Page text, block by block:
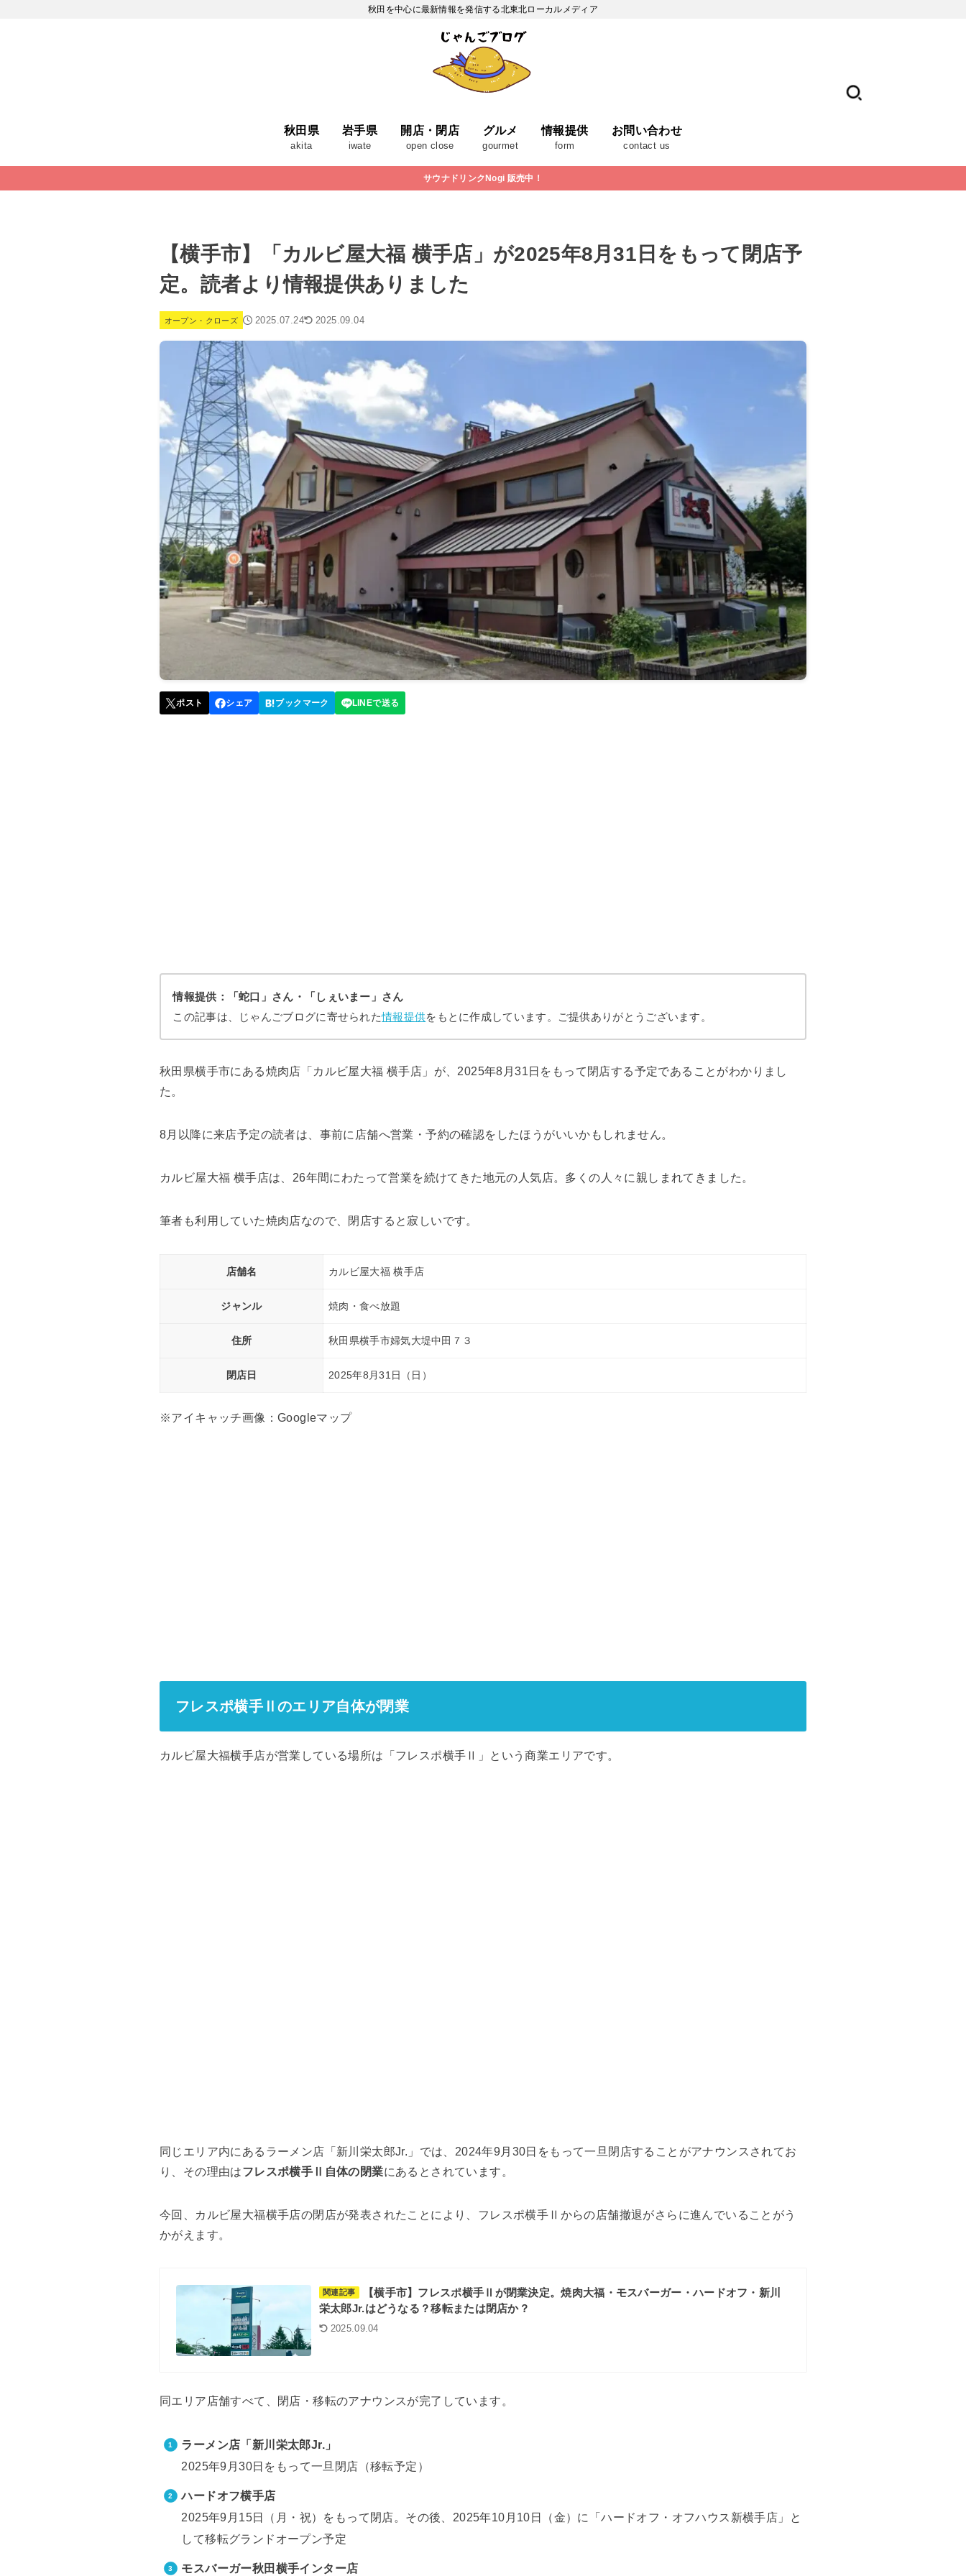
秋田を中心に最新情報を発信する北東北ローカルメディア
秋田県
akita
岩手県
iwate
開店・閉店
open close
グルメ
gourmet
情報提供
form
お問い合わせ
contact us
サウナドリンクNogi 販売中！
【横手市】「カルビ屋大福 横手店」が2025年8月31日をもって閉店予
定。読者より情報提供ありました
オープン・クローズ 2025.07.24 2025.09.04
情報提供：「蛇口」さん・「しぇいまー」さん
この記事は、じゃんごブログに寄せられた情報提供をもとに作成しています。ご提供ありがとうございます。
秋田県横手市にある焼肉店「カルビ屋大福 横手店」が、2025年8月31日をもって閉店する予定であることがわかりまし
た。
8月以降に来店予定の読者は、事前に店舗へ営業・予約の確認をしたほうがいいかもしれません。
カルビ屋大福 横手店は、26年間にわたって営業を続けてきた地元の人気店。多くの人々に親しまれてきました。
筆者も利用していた焼肉店なので、閉店すると寂しいです。
店舗名 カルビ屋大福 横手店
ジャンル 焼肉・食べ放題
住所 秋田県横手市婦気大堤中田７３
閉店日 2025年8月31日（日）
※アイキャッチ画像：Googleマップ
フレスポ横手Ⅱのエリア自体が閉業
カルビ屋大福横手店が営業している場所は「フレスポ横手Ⅱ」という商業エリアです。
同じエリア内にあるラーメン店「新川栄太郎Jr.」では、2024年9月30日をもって一旦閉店することがアナウンスされてお
り、その理由はフレスポ横手Ⅱ自体の閉業にあるとされています。
今回、カルビ屋大福横手店の閉店が発表されたことにより、フレスポ横手Ⅱからの店舗撤退がさらに進んでいることがう
かがえます。
関連記事
【横手市】フレスポ横手Ⅱが閉業決定。焼肉大福・モスバーガー・ハードオフ・新川
栄太郎Jr.はどうなる？移転または閉店か？
2025.09.04
同エリア店舗すべて、閉店・移転のアナウンスが完了しています。
ラーメン店「新川栄太郎Jr.」
2025年9月30日をもって一旦閉店（移転予定）
ハードオフ横手店
2025年9月15日（月・祝）をもって閉店。その後、2025年10月10日（金）に「ハードオフ・オフハウス新横手店」と
して移転グランドオープン予定
モスバーガー秋田横手インター店